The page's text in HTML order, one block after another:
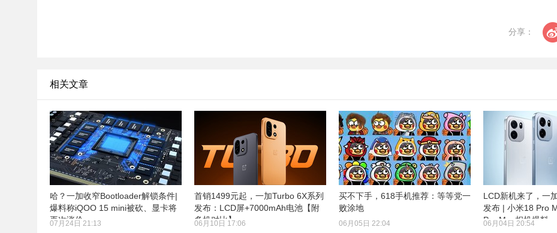
分享：
相关文章
哈？一加收窄Bootloader解锁条件|
爆料称iQOO 15 mini被砍、显卡将
再次涨价
07月24日 21:13
首销1499元起，一加Turbo 6X系列
发布：LCD屏+7000mAh电池【附
多机对比】
06月10日 17:06
买不下手，618手机推荐：等等党一
败涂地
06月05日 22:04
LCD新机来了，一
发布 | 小米18 Pro
Pro Max相机爆料
06月04日 20:54